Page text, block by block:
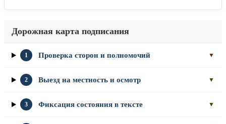
Дорожная карта подписания
1 Проверка сторон и полномочий ▼
2 Выезд на местность и осмотр ▼
3 Фиксация состояния в тексте ▼